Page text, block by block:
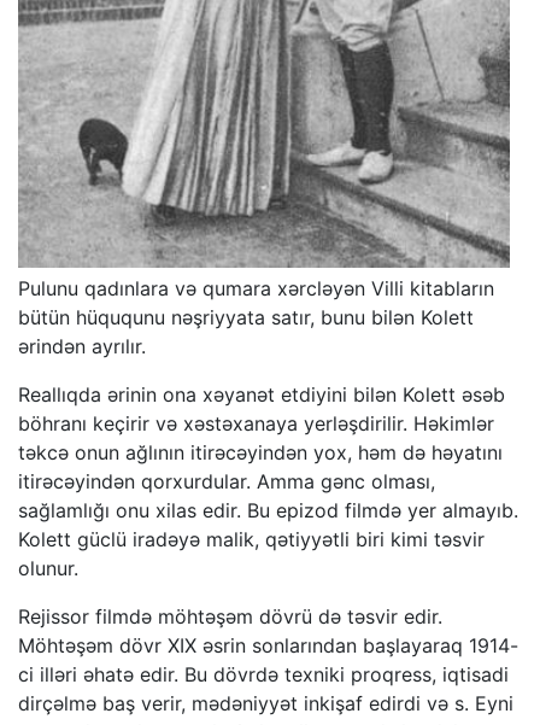
Pulunu qadınlara və qumara xərcləyən Villi kitabların
bütün hüququnu nəşriyyata satır, bunu bilən Kolett
ərindən ayrılır.
Reallıqda ərinin ona xəyanət etdiyini bilən Kolett əsəb
böhranı keçirir və xəstəxanaya yerləşdirilir. Həkimlər
təkcə onun ağlının itirəcəyindən yox, həm də həyatını
itirəcəyindən qorxurdular. Amma gənc olması,
sağlamlığı onu xilas edir. Bu epizod filmdə yer almayıb.
Kolett güclü iradəyə malik, qətiyyətli biri kimi təsvir
olunur.
Rejissor filmdə möhtəşəm dövrü də təsvir edir.
Möhtəşəm dövr XIX əsrin sonlarından başlayaraq 1914-
ci illəri əhatə edir. Bu dövrdə texniki proqress, iqtisadi
dirçəlmə baş verir, mədəniyyət inkişaf edirdi və s. Eyni